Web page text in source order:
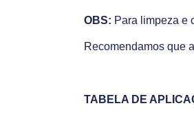
OBS: Para limpeza e
Recomendamos que
TABELA DE